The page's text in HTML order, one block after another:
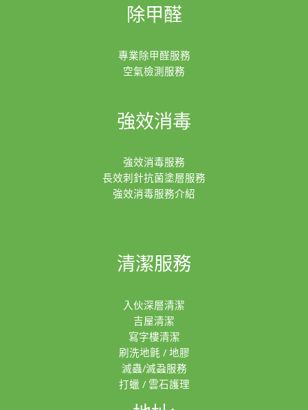
除甲醛
專業除甲醛服務
空氣檢測服務
強效消毒
強效消毒服務
長效刺針抗菌塗層服務
強效消毒服務介紹
清潔服務
入伙深層清潔
吉屋清潔
寫字樓清潔
刷洗地氈 / 地膠
滅蟲/滅蝨服務
打蠟 / 雲石護理